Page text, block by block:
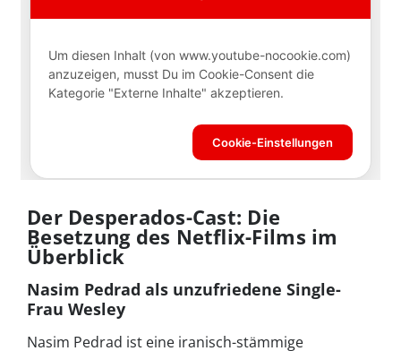
Der Desperados-Cast: Die
Besetzung des Netflix-Films im
Überblick
Nasim Pedrad als unzufriedene Single-
Frau Wesley
Nasim Pedrad ist eine iranisch-stämmige